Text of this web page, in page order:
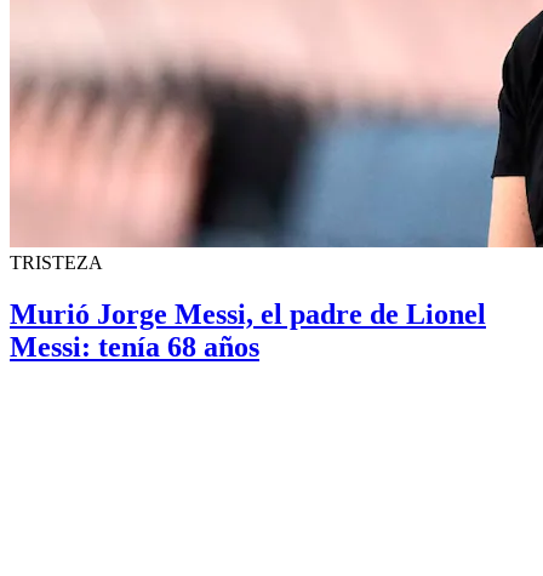
TRISTEZA
Murió Jorge Messi, el padre de Lionel
Messi: tenía 68 años